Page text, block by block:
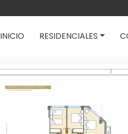
Navegación
INICIO RESIDENCIALES